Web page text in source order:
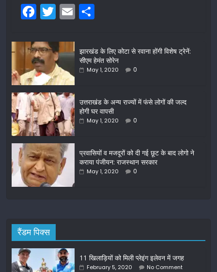
F
a
c
e
b
o
o
k
T
w
itt
er
E
m
ar
e
झारखंड के लिए कोटा से रवाना होंगी विशेष ट्रेनें:
सीएम हेमंत सोरेन
May 1, 2020 0
उत्तराखंड के अन्य राज्यों में फंसे लोगों की जल्द
होगी घर वापसी
May 1, 2020 0
प्रवासियों व मजदूरों को दी गई छूट के बाद लोगो ने
कराया पंजीयन: राजस्थान सरकार
May 1, 2020 0
रैंडम पिक्स
11 खिलाड़ियों को मिली प्लेइंग इलेवन में जगह
February 5, 2020 No Comment